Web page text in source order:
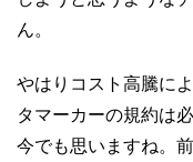
ん。
やはりコスト高騰に
タマーカーの規約は
今でも思いますね。